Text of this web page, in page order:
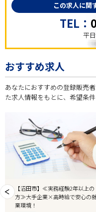
この求人に関
TEL：
平
おすすめ求人
あなたにおすすめの登録販売
た求人情報をもとに、希望条
【沼田市】≪実務経験2年以上の
方≫大手企業×高時給で安心の
業環境！